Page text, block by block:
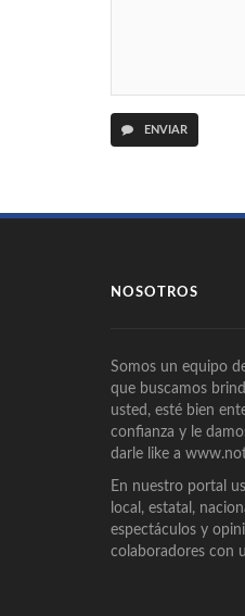
ENVIAR
NOSOTROS
Somos un equipo
que buscamos
usted, esté bien
confianza y le
darle like a
En nuestro portal
local, estatal,
espectáculos y
colaboradores con